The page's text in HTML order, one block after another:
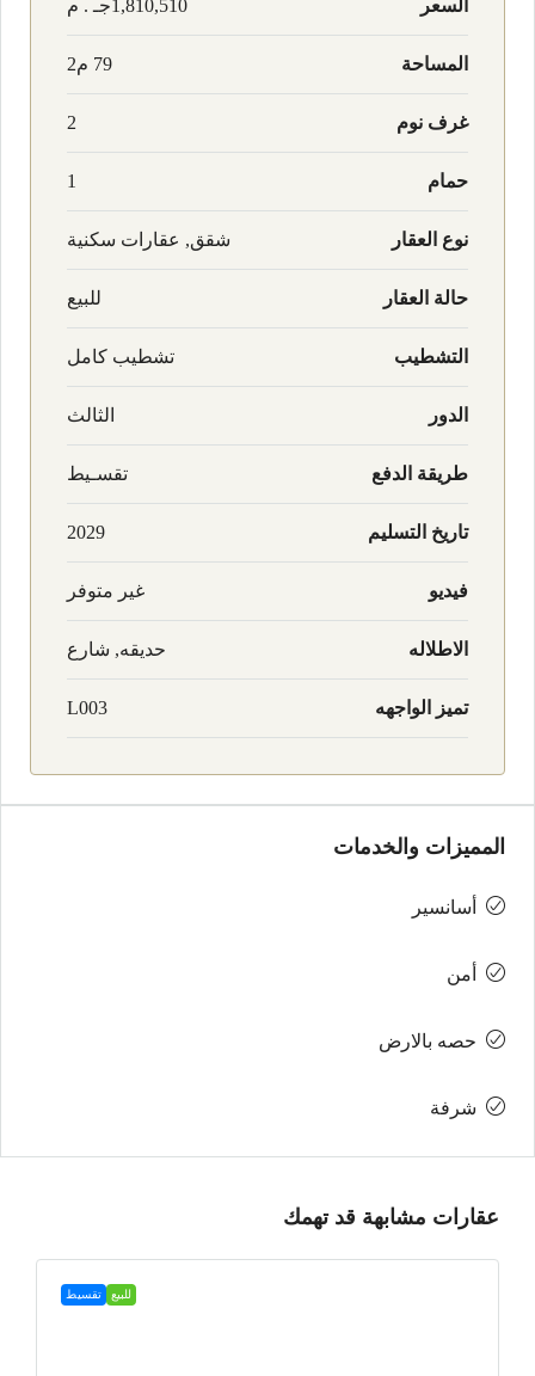
السعر 1,810,510جـ . م
المساحة 79 م2
غرف نوم 2
حمام 1
نوع العقار شقق, عقارات سكنية
حالة العقار للبيع
التشطيب تشطيب كامل
الدور الثالث
طريقة الدفع تقسـيط
تاريخ التسليم 2029
فيديو غير متوفر
الاطلاله حديقه, شارع
تميز الواجهه L003
المميزات والخدمات
أسانسير
أمن
حصه بالارض
شرفة
عقارات مشابهة قد تهمك
للبيع تقسيط